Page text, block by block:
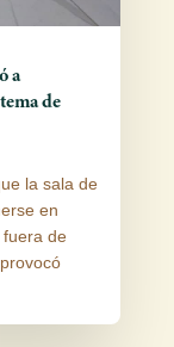
a
de
la sala de
en
de